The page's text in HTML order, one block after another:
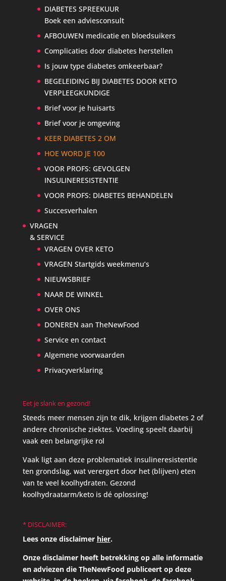
DIABETES SPREEKUUR
Boek een adviesconsult
AFBOUWEN medicatie en bloedsuikers
Complicaties door diabetes herstellen
Is jouw type diabetes omkeerbaar?
BEGELEIDING BIJ DIABETES DOOR KETO
VERPLEEGKUNDIGE
Brief voor je huisarts
Brief voor je omgeving
KEER DIABETES 2 OM
HOE WORD JE 100
VOOR PROFS: GEVOLGEN
INSULINERESISTENTIE
VOOR PROFS: DIABETES BEHANDELEN
Succesverhalen
VRAGEN
& SERVICE
VRAGEN OVER KETO
VRAGEN Startgids weekmenu’s
NIEUWSBRIEF
NAAR DE WINKEL
OVER ONS
DONEREN aan TheNewFood
Service en contact
Algemene voorwaarden
Privacyverklaring
Eet je slank en gezond!
Steeds meer mensen zijn te dik, krijgen diabetes 2 of
andere chronische ziektes. Voeding speelt daarbij
vaak een belangrijke rol
Vaak ligt aan deze problematiek insulineresistentie
ten grondslag, wat verergert door het (blijven) eten
van te veel koolhydraten. Gezond
koolhydraatarm/keto is dé oplossing!
* DISCLAIMER:
Lees onze disclaimer hier.
Onze disclaimer heeft betrekking op alle informatie
en adviezen die TheNewFood publiceert op deze